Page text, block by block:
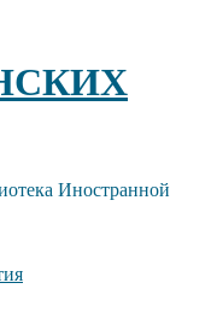
Иностранной